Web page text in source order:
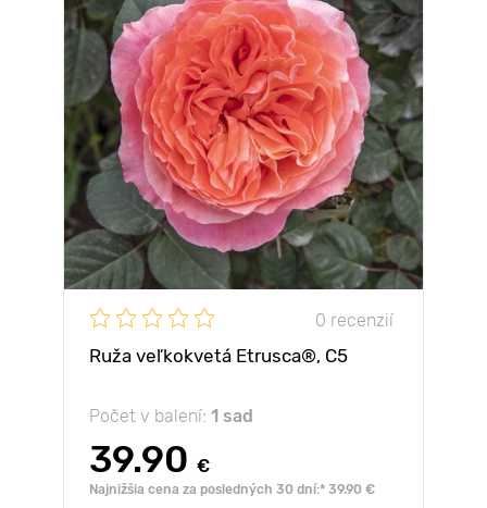
0 recenzií
Ruža veľkokvetá Etrusca®, C5
Počet v balení: 1 sad
39.90 €
Najnižšia cena za posledných 30 dní:* 39.90 €